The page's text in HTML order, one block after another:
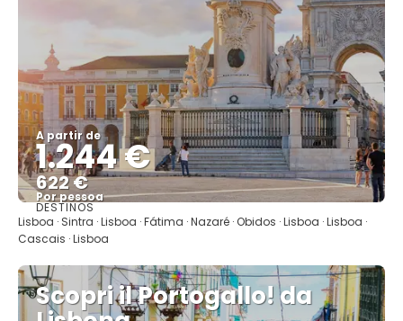
A partir de
1.244 €
622 €
Por pessoa
Mostrar
DESTINOS
Lisboa · Sintra · Lisboa · Fátima · Nazaré · Obidos · Lisboa · Lisboa ·
Cascais · Lisboa
Scopri il Portogallo! da